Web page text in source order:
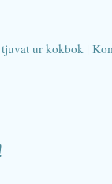
tjuvat ur kokbok |